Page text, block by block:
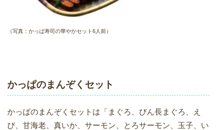
（写真：かっぱ寿司の華やかセット6人前）
かっぱのまんぞくセット
かっぱのまんぞくセットは「まぐろ、びん長まぐろ、え
び、甘海老、真いか、サーモン、とろサーモン、玉子、い